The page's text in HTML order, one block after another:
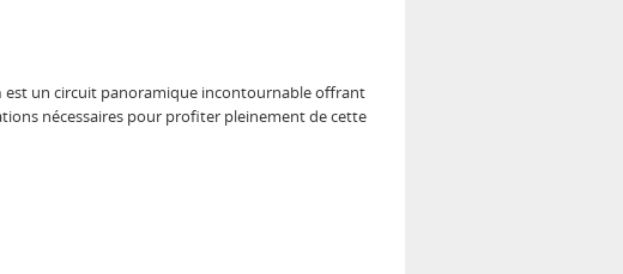
est un circuit panoramique incontournable offrant
nécessaires pour profiter pleinement de cette